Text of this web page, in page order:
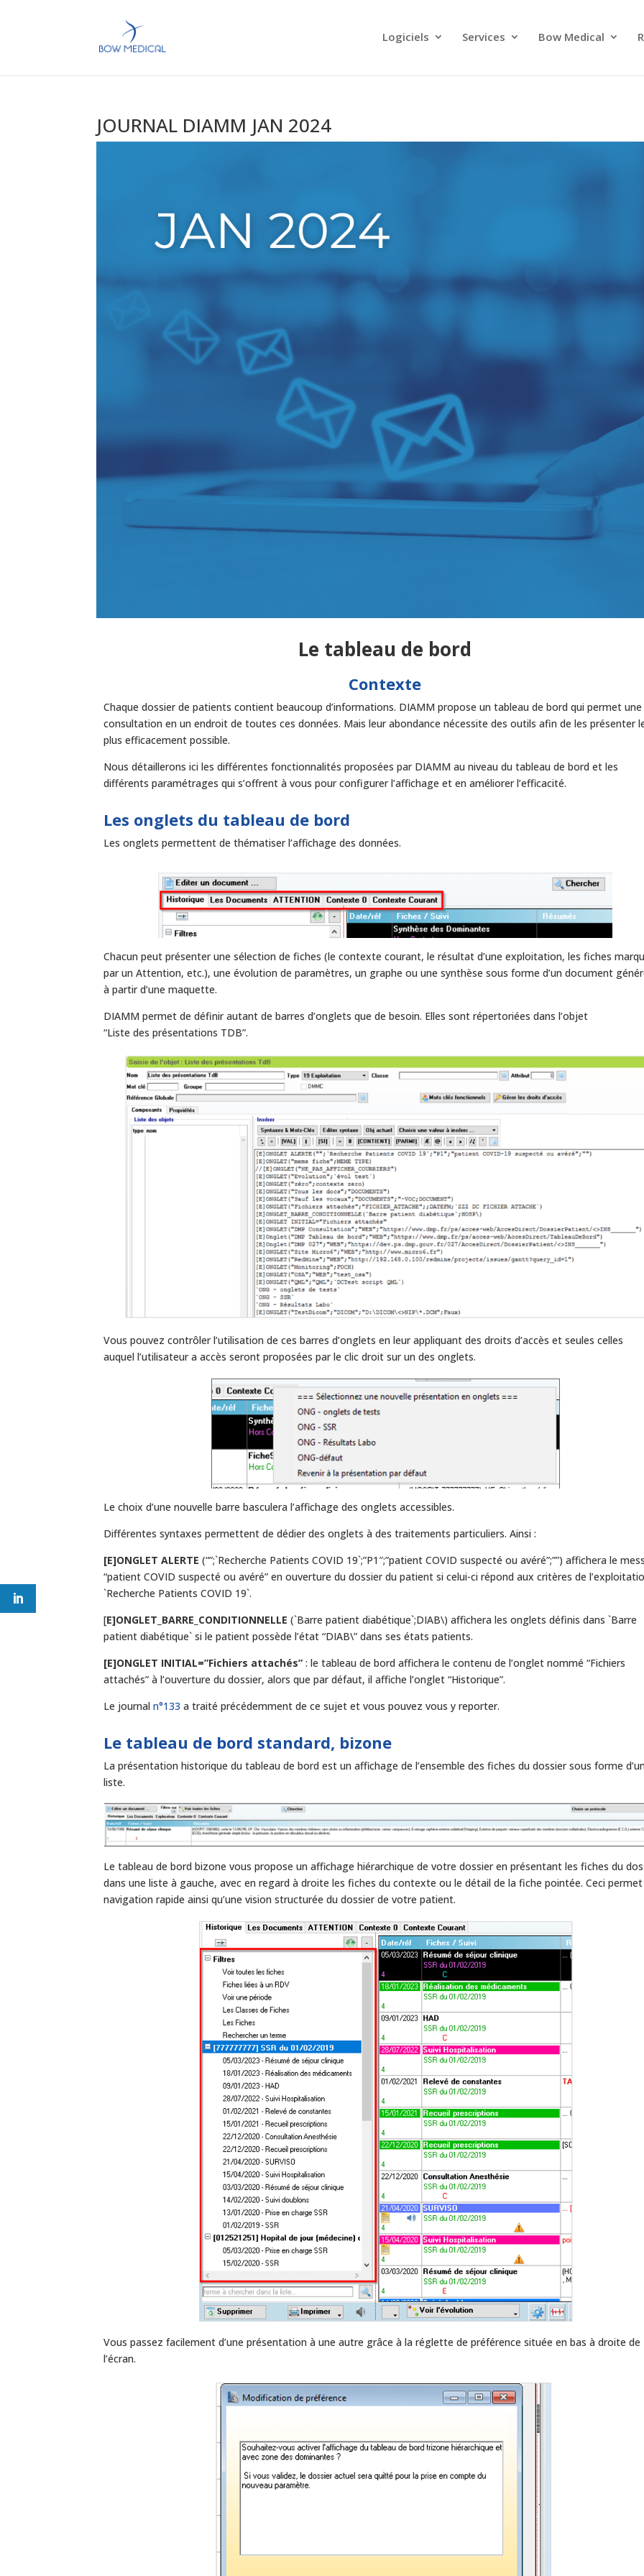
Logiciels Services Bow Medical
JOURNAL DIAMM JAN 2024
Le tableau de bord
Contexte
Chaque dossier de patients contient beaucoup d’informations. DIAMM propose un tableau de bord qui permet une
consultation en un endroit de toutes ces données. Mais leur abondance nécessite des outils afin de les présenter
plus efficacement possible.
Nous détaillerons ici les différentes fonctionnalités proposées par DIAMM au niveau du tableau de bord et les
différents paramétrages qui s’offrent à vous pour configurer l’affichage et en améliorer l’efficacité.
Les onglets du tableau de bord
Les onglets permettent de thématiser l’affichage des données.
Chacun peut présenter une sélection de fiches (le contexte courant, le résultat d’une exploitation, les fiches
par un Attention, etc.), une évolution de paramètres, un graphe ou une synthèse sous forme d’un document
à partir d’une maquette.
DIAMM permet de définir autant de barres d’onglets que de besoin. Elles sont répertoriées dans l’objet
“Liste des présentations TDB”.
Vous pouvez contrôler l’utilisation de ces barres d’onglets en leur appliquant des droits d’accès et seules celles
auquel l’utilisateur a accès seront proposées par le clic droit sur un des onglets.
Le choix d’une nouvelle barre basculera l’affichage des onglets accessibles.
Différentes syntaxes permettent de dédier des onglets à des traitements particuliers. Ainsi :
[E]ONGLET ALERTE (“”;`Recherche Patients COVID 19`;”P1″;”patient COVID suspecté ou avéré”;””) affichera le
“patient COVID suspecté ou avéré” en ouverture du dossier du patient si celui-ci répond aux critères de
`Recherche Patients COVID 19`.
[E]ONGLET_BARRE_CONDITIONNELLE (`Barre patient diabétique`;DIAB\) affichera les onglets définis dans `Barre
patient diabétique` si le patient possède l’état “DIAB\” dans ses états patients.
[E]ONGLET INITIAL=”Fichiers attachés” : le tableau de bord affichera le contenu de l’onglet nommé “Fichiers
attachés” à l’ouverture du dossier, alors que par défaut, il affiche l’onglet “Historique”.
Le journaln°133 a traité précédemment de ce sujet et vous pouvez vous y reporter.
Le tableau de bord standard, bizone
La présentation historique du tableau de bord est un affichage de l’ensemble des fiches du dossier sous forme
liste.
Le tableau de bord bizone vous propose un affichage hiérarchique de votre dossier en présentant les fiches du
dans une liste à gauche, avec en regard à droite les fiches du contexte ou le détail de la fiche pointée. Ceci
navigation rapide ainsi qu’une vision structurée du dossier de votre patient.
Vous passez facilement d’une présentation à une autre grâce à la réglette de préférence située en bas à droite de
l’écran.